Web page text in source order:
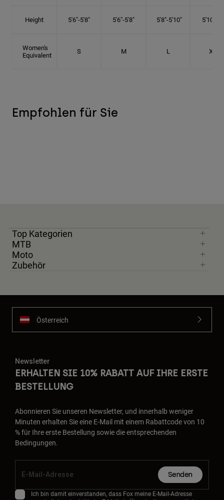
Height 5'6"-5'8" 5'6"-5'8" 5'8"-5'10" 5'10"- 6'
Women's
Equivalent
S M L XL
Empfohlen für Sie
Top Kategorien
MTB
Moto
Zubehör
Österreich
Newsletter
ERHALTEN SIE 10% RABATT AUF IHRE ERSTE
BESTELLUNG
Abonnieren Sie unseren Newsletter, und innerhalb weniger
Minuten erhalten Sie eine E-Mail mit einem Rabattcode von 10
% für Ihre erste Bestellung sowie die entsprechenden
Bedingungen.
Senden
Ich bin damit einverstanden, dass Fox meine E-Mail-Adresse